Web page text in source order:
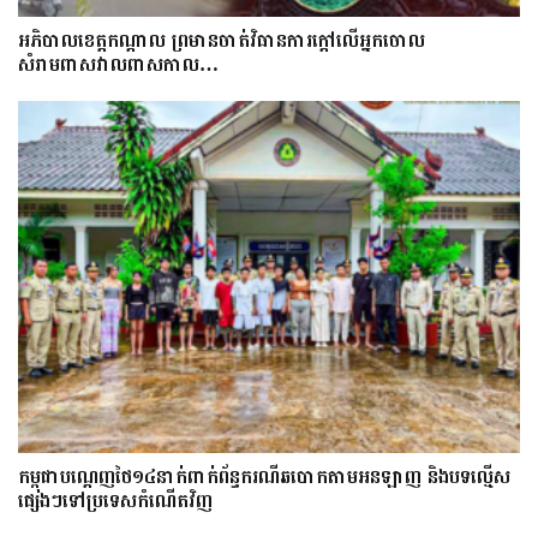
អភិបាលខេត្តកណ្ដាល ព្រមានចាត់វិធានការក្ដៅលើអ្នកចោល
សំរាមពាសវាលពាសកាល…
កម្ពុជាបណ្ដេញថៃ១៤នាក់ពាក់ព័ន្ធករណីឆបោកតាមអនឡាញ និងបទល្មើស
ផ្សេងៗទៅប្រទេសកំណើតវិញ